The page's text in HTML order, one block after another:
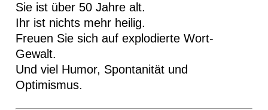
Sie ist über 50 Jahre alt.
Ihr ist nichts mehr heilig.
Freuen Sie sich auf explodierte Wort-
Gewalt.
Und viel Humor, Spontanität und
Optimismus.